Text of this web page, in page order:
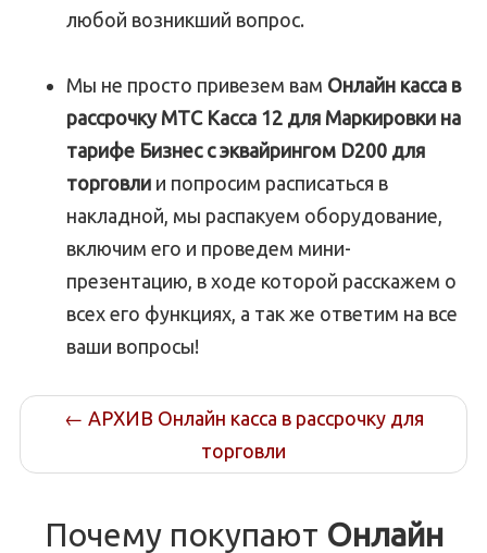
любой возникший вопрос.
Мы не просто привезем вам Онлайн касса в
рассрочку МТС Касса 12 для Маркировки на
тарифе Бизнес с эквайрингом D200 для
торговли и попросим расписаться в
накладной, мы распакуем оборудование,
включим его и проведем мини-
презентацию, в ходе которой расскажем о
всех его функциях, а так же ответим на все
ваши вопросы!
← АРХИВ Онлайн касса в рассрочку для
торговли
Почему покупают Онлайн